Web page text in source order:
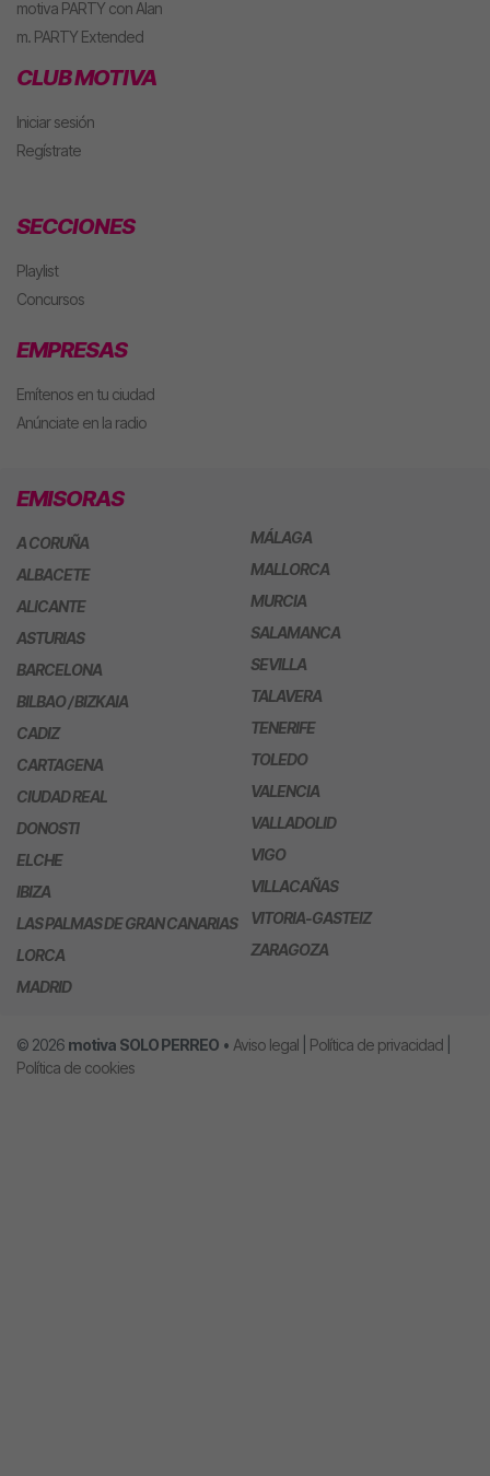
motiva PARTY con Alan
m. PARTY Extended
CLUB MOTIVA
Iniciar sesión
Regístrate
SECCIONES
Playlist
Concursos
EMPRESAS
Emítenos en tu ciudad
Anúnciate en la radio
EMISORAS
A CORUÑA
ALBACETE
ALICANTE
ASTURIAS
BARCELONA
BILBAO / BIZKAIA
CADIZ
CARTAGENA
CIUDAD REAL
DONOSTI
ELCHE
IBIZA
LAS PALMAS DE GRAN CANARIAS
LORCA
MADRID
MÁLAGA
MALLORCA
MURCIA
SALAMANCA
SEVILLA
TALAVERA
TENERIFE
TOLEDO
VALENCIA
VALLADOLID
VIGO
VILLACAÑAS
VITORIA-GASTEIZ
ZARAGOZA
© 2026 motiva SOLO PERREO • Aviso legal Política de privacidad
Política de cookies